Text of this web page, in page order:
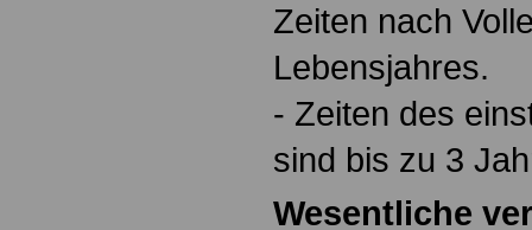
Zeiten nach
Lebensjahres.
- Zeiten des
sind bis zu 3
Wesentliche